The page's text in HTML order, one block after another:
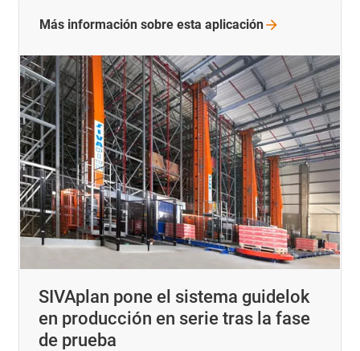
SIVAplan pone el sistema guidelok
en producción en serie tras la fase
de prueba
Más información sobre esta aplicación